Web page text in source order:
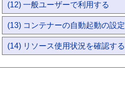
(12) 一般ユーザーで利用する
(13) コンテナーの自動起動の設定
(14) リソース使用状況を確認する